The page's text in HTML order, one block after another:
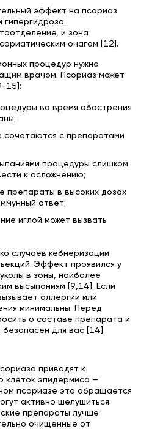
эффект на псориаз
гипергидроза.
и зона
очагом [12].
процедур нужно
врачом. Псориаз может
15]:
во время обострения
сочетаются с препаратами
процедуры слишком
к осложнению;
препараты в высоких дозах
ответ;
иглой может вызвать
случаев кебнеризации
Эффект проявился у
в зоны, наиболее
высыпаниям [9,14]. Если
аллергии или
минимальны. Перед
о составе препарата и
безопасен для вас [14].
приводят к
клеток эпидермиса —
псориазе это обращается
активно шелушиться.
препараты лучше
очищенные от